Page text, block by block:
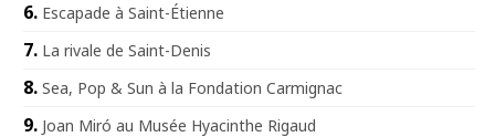
Escapade à Saint-Étienne
La rivale de Saint-Denis
Sea, Pop & Sun à la Fondation Carmignac
Joan Miró au Musée Hyacinthe Rigaud